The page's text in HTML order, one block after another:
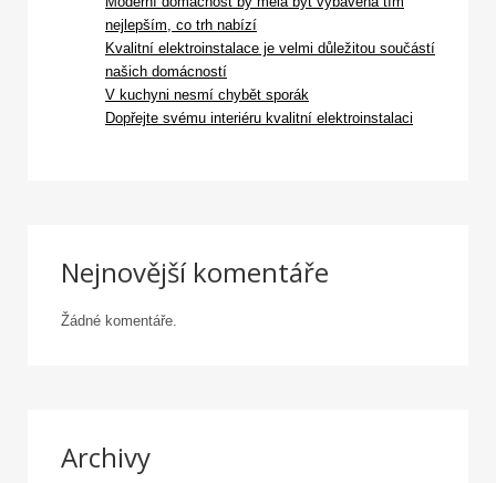
nejlepším, co trh nabízí
Kvalitní elektroinstalace je velmi důležitou součástí
našich domácností
V kuchyni nesmí chybět sporák
Dopřejte svému interiéru kvalitní elektroinstalaci
Nejnovější komentáře
Žádné komentáře.
Archivy